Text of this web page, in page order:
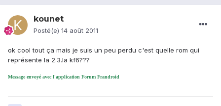
kounet
Posté(e) 14 août 2011
ok cool tout ça mais je suis un peu perdu c'est quelle rom qui
représente la 2.3.la kf6???
Message envoyé avec l'application Forum Frandroid